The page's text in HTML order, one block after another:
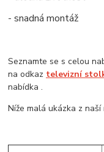
- snadná montáž
Seznamte se s celou
na odkaz televizní
nabídka .
Níže malá ukázka z naší